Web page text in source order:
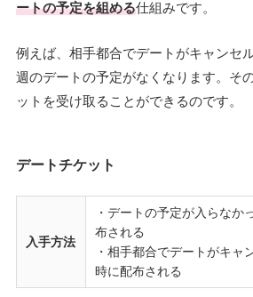
ートの予定を組める仕組みです。
例えば、相手都合でデートがキャンセ
週のデートの予定がなくなります。そ
ットを受け取ることができるのです。
デートチケット
入手方法
・デートの予定が入らなか
布される
・相手都合でデートがキャ
時に配布される